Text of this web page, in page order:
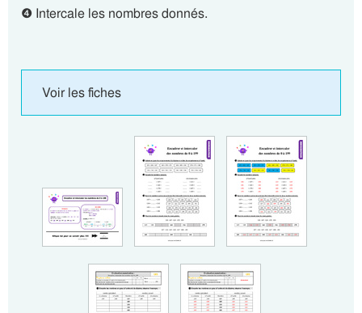
❹ Intercale les nombres donnés.
Voir les fiches